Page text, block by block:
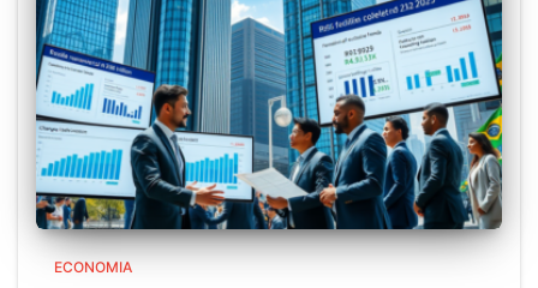
ECONOMIA